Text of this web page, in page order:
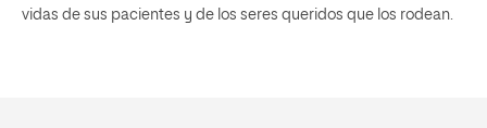
vidas de sus pacientes y de los seres queridos que los rodean.